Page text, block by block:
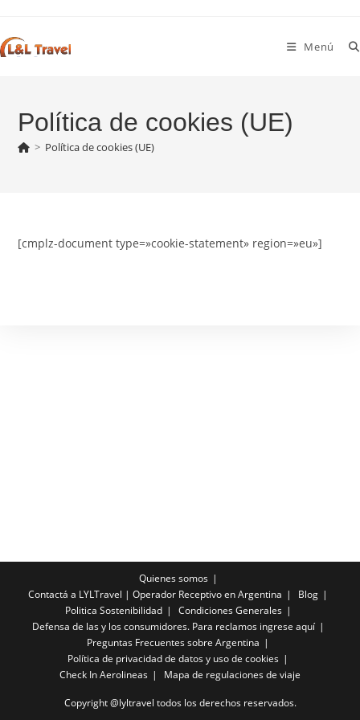
contenido
Menú
Política de cookies (UE)
> Política de cookies (UE)
[cmplz-document type=»cookie-statement» region=»eu»]
Quienes somos
Contactá a LYLTravel | Operador Receptivo en Argentina
Blog
Politica Sostenibilidad
Condiciones Generales
Defensa de las y los consumidores. Para reclamos ingrese aquí
Preguntas Frecuentes sobre Argentina
Política de privacidad de datos y uso de cookies
Check In Aerolineas
Mapa de regulaciones de viaje
Copyright @lyltravel todos los derechos reservados.